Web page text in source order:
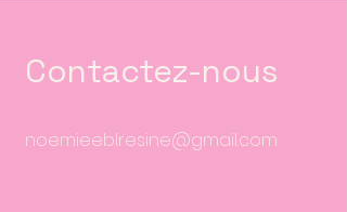
Contactez-nous
noemieeblresine@gmail.com